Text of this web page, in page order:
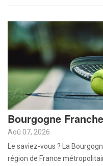
Bourgogne
Aoû 07, 2026
Le saviez-vous ? La
région de France